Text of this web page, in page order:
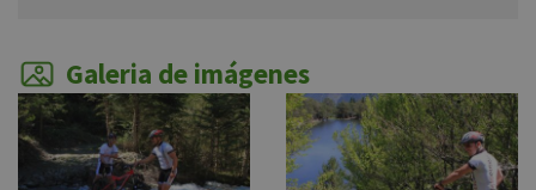
Galeria de imágenes